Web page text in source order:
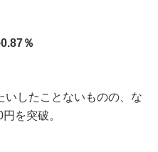
％
いしたことないものの、な
を突破。